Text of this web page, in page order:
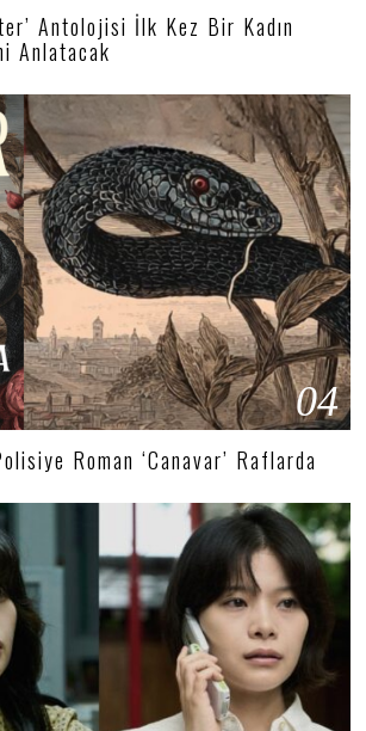
Antolojisi İlk Kez Bir Kadın
Anlatacak
04
Roman ‘Canavar’ Raflarda